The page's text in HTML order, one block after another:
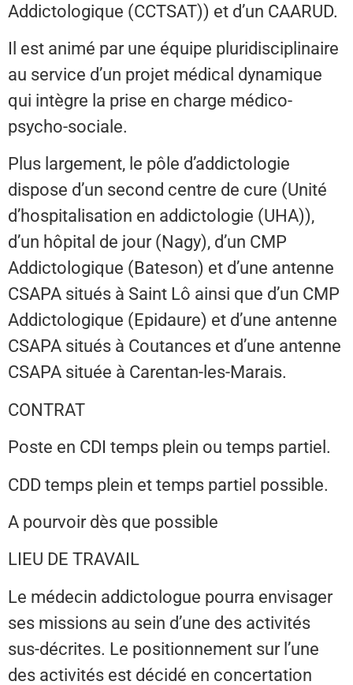
Addictologique (CCTSAT)) et d’un CAARUD.
Il est animé par une équipe pluridisciplinaire
au service d’un projet médical dynamique
qui intègre la prise en charge médico-
psycho-sociale.
Plus largement, le pôle d’addictologie
dispose d’un second centre de cure (Unité
d’hospitalisation en addictologie (UHA)),
d’un hôpital de jour (Nagy), d’un CMP
Addictologique (Bateson) et d’une antenne
CSAPA situés à Saint Lô ainsi que d’un CMP
Addictologique (Epidaure) et d’une antenne
CSAPA situés à Coutances et d’une antenne
CSAPA située à Carentan-les-Marais.
CONTRAT
Poste en CDI temps plein ou temps partiel.
CDD temps plein et temps partiel possible.
A pourvoir dès que possible
LIEU DE TRAVAIL
Le médecin addictologue pourra envisager
ses missions au sein d’une des activités
sus-décrites. Le positionnement sur l’une
des activités est décidé en concertation